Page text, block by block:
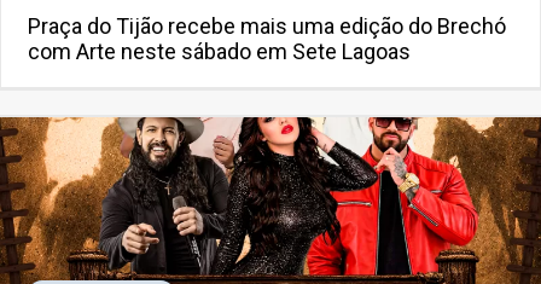
Praça do Tijão recebe mais uma edição do Brechó
com Arte neste sábado em Sete Lagoas